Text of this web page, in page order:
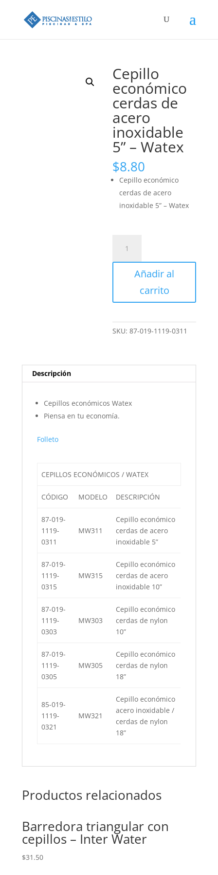
Cepillo
económico
cerdas de
acero
inoxidable
5” – Watex
$8.80
Cepillo económico
cerdas de acero
inoxidable 5” – Watex
económico
cerdas
inoxidable
Watex
Añadir al
carrito
SKU:87-019-1119-0311
Descripción
Cepillos económicos Watex
Piensa en tu economía.
Folleto
CEPILLOS ECONÓMICOS / WATEX
CÓDIGO MODELO DESCRIPCIÓN
87-019-
1119-
0311
MW311
Cepillo económico
cerdas de acero
inoxidable 5”
87-019-
1119-
0315
MW315
Cepillo económico
cerdas de acero
inoxidable 10”
87-019-
1119-
0303
MW303
Cepillo económico
cerdas de nylon
10”
87-019-
1119-
0305
MW305
Cepillo económico
cerdas de nylon
18”
85-019-
1119-
0321
MW321
Cepillo económico
acero inoxidable /
cerdas de nylon
18”
Productos relacionados
Barredora triangular con
cepillos – Inter Water
$31.50